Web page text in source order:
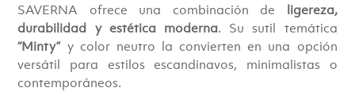
SAVERNA ofrece una combinación de ligereza,
durabilidad y estética moderna. Su sutil temática
“Minty”y color neutro la convierten en una opción
versátil para estilos escandinavos, minimalistas o
contemporáneos.